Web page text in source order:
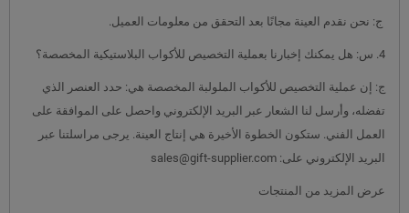
ج: نحن نقدم العينة مجانًا بعد التحقق من معلومات العميل.
4. س: هل يمكنك إخبارنا بعملية التخصيص للأكواب البلاستيكية المخصصة؟
ج: إن عملية التخصيص للأكواب الملولبة المخصصة هي: حدد العنصر الذي
تفضله، وأرسل لنا الشعار عبر البريد الإلكتروني واحصل على الموافقة على
العمل الفني. ستكون الخطوة الأخيرة هي إنتاج العينة. يرجى مراسلتنا عبر
البريد الإلكتروني على: sales@gift-supplier.com
عرض المزيد من المنتجات